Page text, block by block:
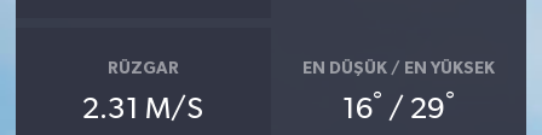
RÜZGAR
2.31 M/S
EN DÜŞÜK / EN YÜKSEK
16° / 29°